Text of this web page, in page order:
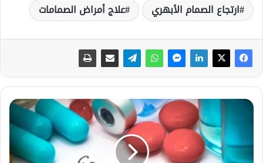
ارتجاع الصمام الأبهري
علاج أمراض الصمامات
أ
ل